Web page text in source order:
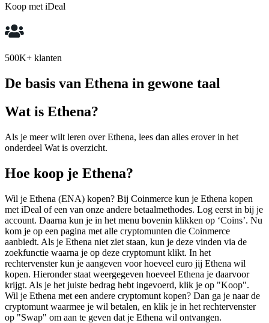
Koop met iDeal
500K+ klanten
De basis van Ethena in gewone taal
Wat is Ethena?
Als je meer wilt leren over Ethena, lees dan alles erover in het
onderdeel Wat is overzicht.
Hoe koop je Ethena?
Wil je Ethena (ENA) kopen? Bij Coinmerce kun je Ethena kopen
met iDeal of een van onze andere betaalmethodes. Log eerst in bij je
account. Daarna kun je in het menu bovenin klikken op ‘Coins’. Nu
kom je op een pagina met alle cryptomunten die Coinmerce
aanbiedt. Als je Ethena niet ziet staan, kun je deze vinden via de
zoekfunctie waarna je op deze cryptomunt klikt. In het
rechtervenster kun je aangeven voor hoeveel euro jij Ethena wil
kopen. Hieronder staat weergegeven hoeveel Ethena je daarvoor
krijgt. Als je het juiste bedrag hebt ingevoerd, klik je op "Koop".
Wil je Ethena met een andere cryptomunt kopen? Dan ga je naar de
cryptomunt waarmee je wil betalen, en klik je in het rechtervenster
op "Swap" om aan te geven dat je Ethena wil ontvangen.